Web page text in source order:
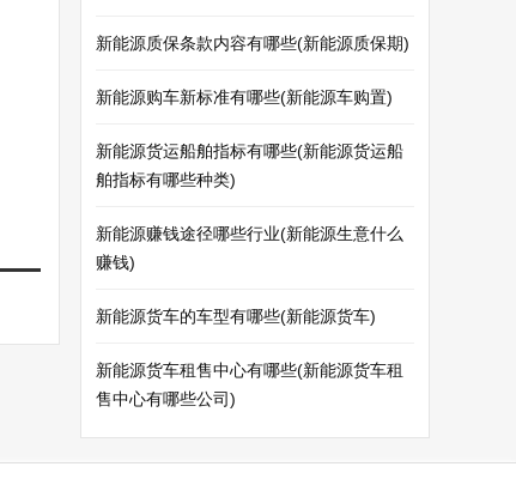
新能源质保条款内容有哪些(新能源质保期)
新能源购车新标准有哪些(新能源车购置)
新能源货运船舶指标有哪些(新能源货运船
舶指标有哪些种类)
新能源赚钱途径哪些行业(新能源生意什么
赚钱)
新能源货车的车型有哪些(新能源货车)
新能源货车租售中心有哪些(新能源货车租
售中心有哪些公司)